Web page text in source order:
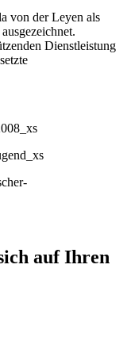
von der Leyen als
Dienstleistung
auf Ihren